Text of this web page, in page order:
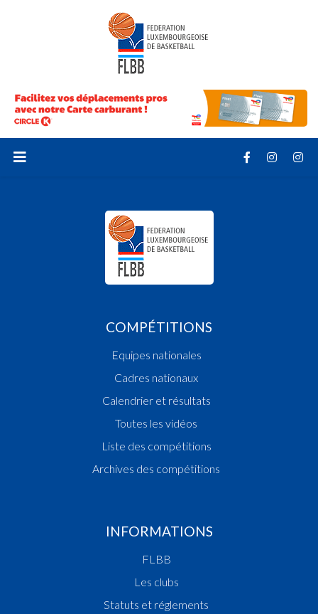
COMPÉTITIONS
Equipes nationales
Cadres nationaux
Calendrier et résultats
Toutes les vidéos
Liste des compétitions
Archives des compétitions
INFORMATIONS
FLBB
Les clubs
Statuts et réglements